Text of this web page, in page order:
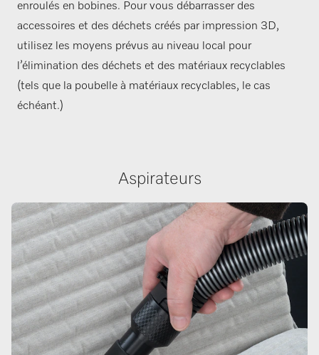
enroulés en bobines. Pour vous débarrasser des
accessoires et des déchets créés par impression 3D,
utilisez les moyens prévus au niveau local pour
l’élimination des déchets et des matériaux recyclables
(tels que la poubelle à matériaux recyclables, le cas
échéant.)
Aspirateurs